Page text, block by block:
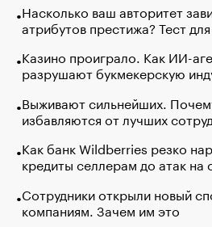
Насколько ваш авторитет
атрибутов престижа? Тест
Казино проиграло. Как ИИ-
разрушают букмекерскую
Выживают сильнейших.
избавляются от лучших
Как банк Wildberries резко
кредиты селлерам до атак на
Сотрудники открыли новый
компаниям. Зачем им это